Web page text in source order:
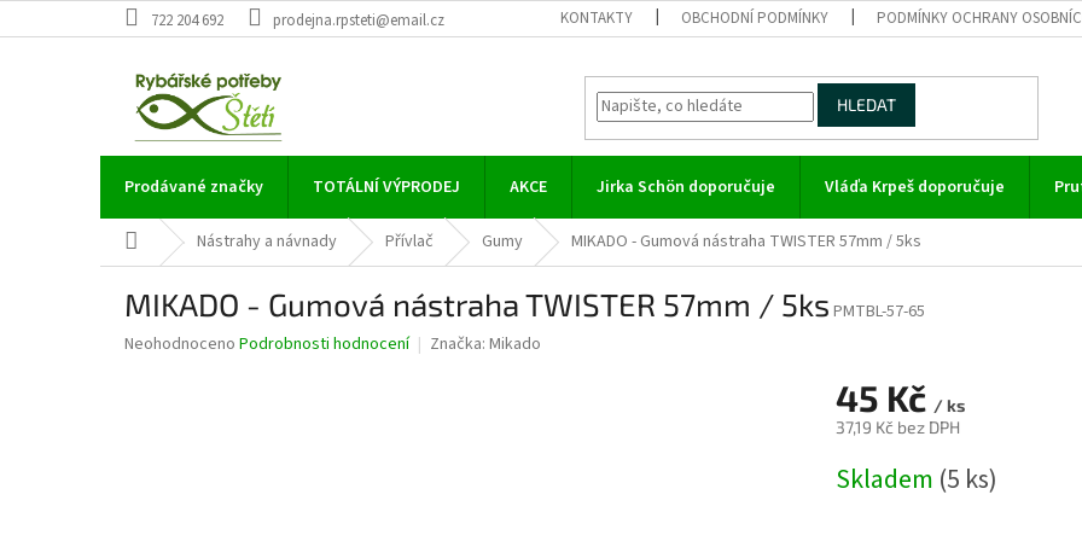
na
722 204 692 prodejna.rpsteti@email.cz KONTAKTY OBCHODNÍ PODMÍNKY PODMÍNKY OCHRANY
HLEDAT
Prodávané značky TOTÁLNÍ VÝPRODEJ AKCE Jirka Schön doporučuje Vláďa Krpeš doporučuje
Domů Nástrahy a návnady Přívlač Gumy MIKADO - Gumová nástraha TWISTER 57mm / 5ks
MIKADO - Gumová nástraha TWISTER 57mm / 5ks PMTBL-57-65
Průměrné
Neohodnoceno Podrobnosti hodnocení Značka: Mikado
45 Kč / ks
37,19 Kč bez DPH
cena:
Skladem (5 ks)